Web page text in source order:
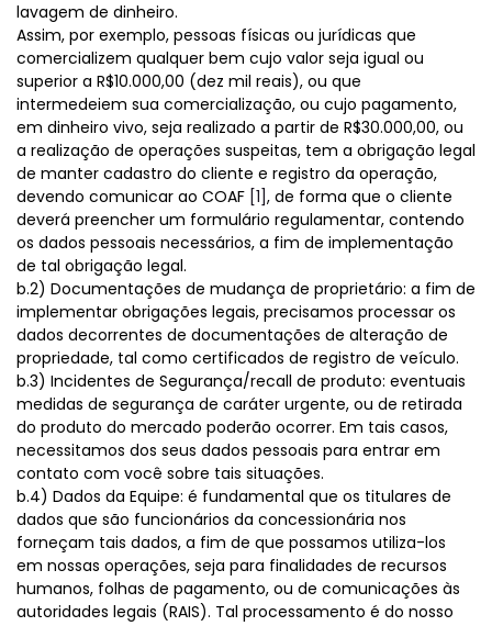
lavagem de dinheiro.
Assim, por exemplo, pessoas físicas ou jurídicas que
comercializem qualquer bem cujo valor seja igual ou
superior a R$10.000,00 (dez mil reais), ou que
intermedeiem sua comercialização, ou cujo pagamento,
em dinheiro vivo, seja realizado a partir de R$30.000,00, ou
a realização de operações suspeitas, tem a obrigação legal
de manter cadastro do cliente e registro da operação,
devendo comunicar ao COAF [1], de forma que o cliente
deverá preencher um formulário regulamentar, contendo
os dados pessoais necessários, a fim de implementação
de tal obrigação legal.
b.2) Documentações de mudança de proprietário: a fim de
implementar obrigações legais, precisamos processar os
dados decorrentes de documentações de alteração de
propriedade, tal como certificados de registro de veículo.
b.3) Incidentes de Segurança/recall de produto: eventuais
medidas de segurança de caráter urgente, ou de retirada
do produto do mercado poderão ocorrer. Em tais casos,
necessitamos dos seus dados pessoais para entrar em
contato com você sobre tais situações.
b.4) Dados da Equipe: é fundamental que os titulares de
dados que são funcionários da concessionária nos
forneçam tais dados, a fim de que possamos utiliza-los
em nossas operações, seja para finalidades de recursos
humanos, folhas de pagamento, ou de comunicações às
autoridades legais (RAIS). Tal processamento é do nosso